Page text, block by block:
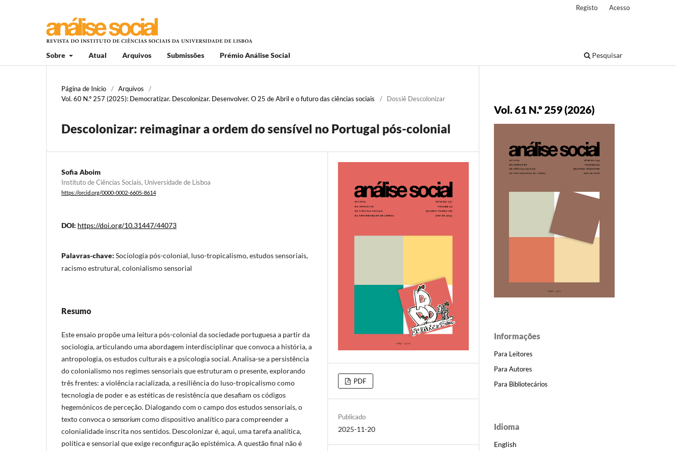
Sobre Atual Arquivos Submissões Prémio Análise Social Pesquisar
Registo Acesso
Página de Início / Arquivos
/
Vol. 60 N.º 257 (2025): Democratizar. Descolonizar. Desenvolver. O 25 de Abril e o futuro das ciências sociais
/ Dossiê Descolonizar
Descolonizar: reimaginar a ordem do sensível no Portugal pós-colonial
Sofia Aboim
Instituto de Ciências Sociais, Universidade de Lisboa
https://orcid.org/0000-0002-6605-8614
DOI: https://doi.org/10.31447/44073
Palavras-chave: Sociologia pós-colonial, luso-tropicalismo, estudos sensoriais,
racismo estrutural, colonialismo sensorial
Resumo
Este ensaio propõe uma leitura pós-colonial da sociedade portuguesa a partir da
sociologia, articulando uma abordagem interdisciplinar que convoca a história, a
antropologia, os estudos culturais e a psicologia social. Analisa-se a persistência
do colonialismo nos regimes sensoriais que estruturam o presente, explorando
três frentes: a violência racializada, a resiliência do luso-tropicalismo como
tecnologia de poder e as estéticas de resistência que desafiam os códigos
hegemónicos de perceção. Dialogando com o campo dos estudos sensoriais, o
texto convoca osensoriumcomo dispositivo analítico para compreender a
colonialidade inscrita nos sentidos. Descolonizar é, aqui, uma tarefa analítica,
política e sensorial que exige reconfiguração epistémica. A questão final não é
PDF
Publicado
2025-11-20
Vol. 61 N.º 259 (2026)
Informações
Para Leitores
Para Autores
Para Bibliotecários
Idioma
English